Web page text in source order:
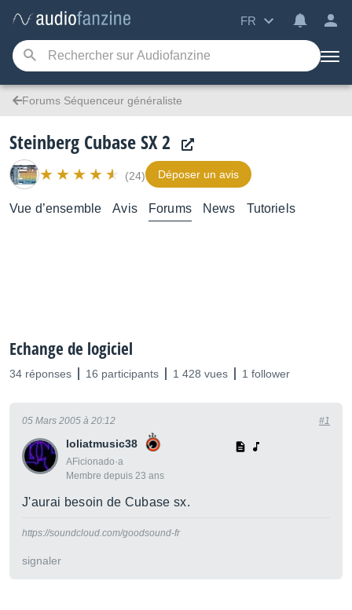
FR
Forums Séquenceur généraliste
Steinberg Cubase SX 2
(24) Déposer un avis
Vue d’ensemble Avis Forums News Tutoriels
Echange de logiciel
34 réponses 16 participants 1 428 vues 1 follower
loliatmusic38
AFicionado·a
Membre depuis 23 ans
05 Mars 2005 à 20:12 #1
J'aurai besoin de Cubase sx.
https://soundcloud.com/goodsound-fr
signaler